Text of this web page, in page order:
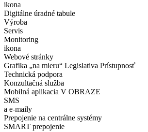
ikona
Digitálne úradné tabule
Výroba
Servis
Monitoring
ikona
Webové stránky
Grafika „na mieru“ Legislativa Prístupnosť
Technická podpora
Konzultačná služba
Mobilná aplikacia V OBRAZE
SMS
a e-maily
Prepojenie na centrálne systémy
SMART prepojenie